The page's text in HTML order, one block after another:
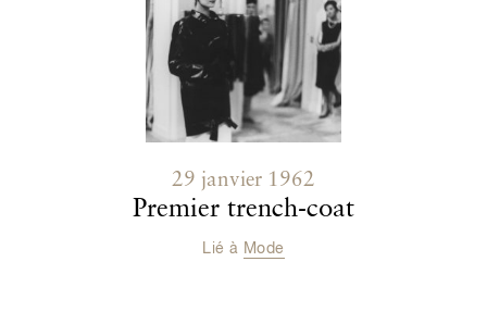
29 janvier 1962
Premier trench-coat
Lié à Mode